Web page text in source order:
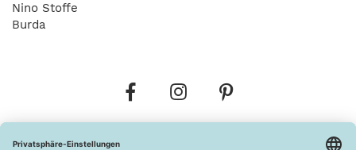
Nino Stoffe
Burda